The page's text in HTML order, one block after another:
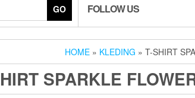
GO FOLLOW US
HOME » KLEDING » T-SHIRT
SPARKLE